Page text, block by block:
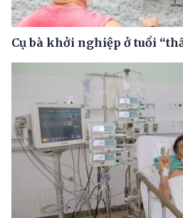
Cụ bà khởi nghiệp ở tuổi